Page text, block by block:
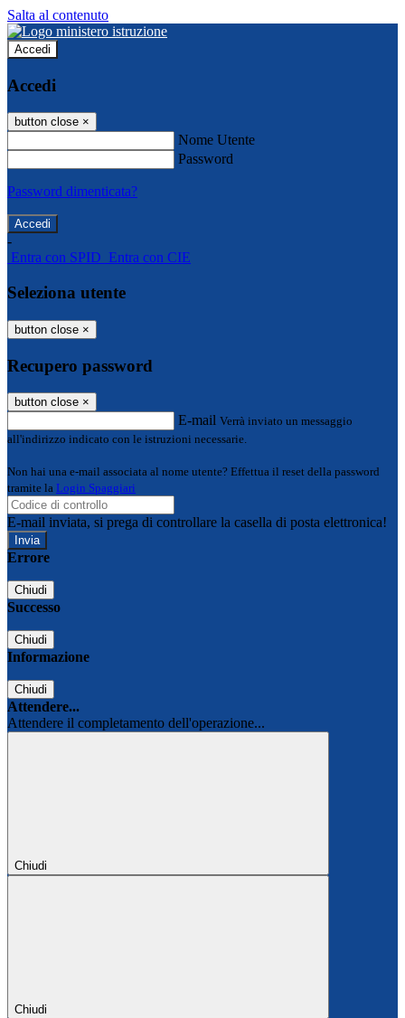
Salta al contenuto
Accedi
Accedi
button close ×
Nome Utente
Password
Password dimenticata?
-
Entra con SPID Entra con CIE
Seleziona utente
button close ×
Recupero password
button close ×
E-mail Verrà inviato un messaggio
all'indirizzo indicato con le istruzioni necessarie.
Non hai una e-mail associata al nome utente? Effettua il reset della password
tramite la Login Spaggiari
E-mail inviata, si prega di controllare la casella di posta elettronica!
Errore
Chiudi
Successo
Chiudi
Informazione
Chiudi
Attendere...
Attendere il completamento dell'operazione...
Chiudi
Chiudi